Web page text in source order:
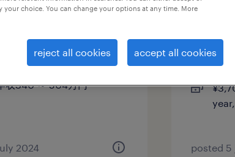
- ¥5,040,000 per
収340 ～ 504万円
2024
職種部
員）（
埼玉
posted 5
choice. You can change your options at any time. More
reject all cookies accept all cookies